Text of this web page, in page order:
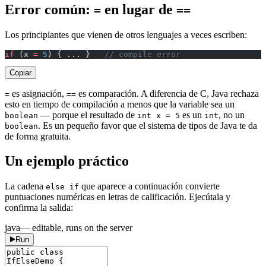
Error común: = en lugar de ==
Los principiantes que vienen de otros lenguajes a veces escriben:
if (x = 5 ) { ... } // compile error
Copiar
= es asignación, == es comparación. A diferencia de C, Java rechaza
esto en tiempo de compilación a menos que la variable sea un
boolean — porque el resultado de int x = 5 es un int, no un
boolean. Es un pequeño favor que el sistema de tipos de Java te da
de forma gratuita.
Un ejemplo práctico
La cadena else if que aparece a continuación convierte
puntuaciones numéricas en letras de calificación. Ejecútala y
confirma la salida:
java— editable, runs on the server
Run